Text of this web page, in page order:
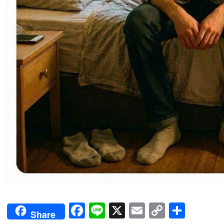
Share Facebook
Line
X Email
Copy